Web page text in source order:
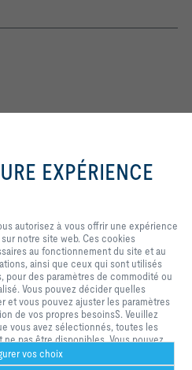
de livraison et de paiement
TROX Belgium/TROX Belgium N.V.
à vous offrir une
de navigation et
de qualité sur notre site
cookies comprennent
du site et au
de nos services et
ainsi que ceux qui
uniquement à des
pour des
de commodité ou pour
un contenu personnalisé.
décider quelles
vous souhaitez
et vous pouvez ajuster
d'utilisation des
en fonction de vos
EXPÉRIENCE
autorisez à vous offrir une expérience
notre site web. Ces cookies
au fonctionnement du site et au
ainsi que ceux qui sont utilisés
des paramètres de commodité ou
Vous pouvez décider quelles
et vous pouvez ajuster les paramètres
de vos propres besoinsS. Veuillez
vous avez sélectionnés, toutes les
pas être disponibles. Vous pouvez
vos choix